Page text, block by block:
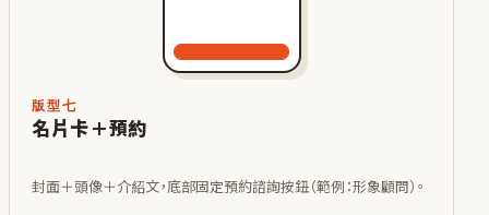
版型七
名片卡＋預約
封面＋頭像＋介紹文，底部固定預約諮詢按鈕（範例：形象顧問）。